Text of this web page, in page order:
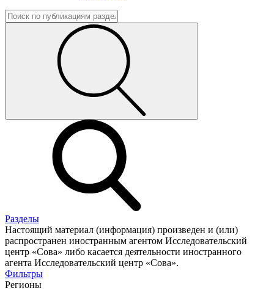
Разделы
Настоящий материал (информация) произведен и (или)
распространен иностранным агентом Исследовательский
центр «Сова» либо касается деятельности иностранного
агента Исследовательский центр «Сова».
Фильтры
Регионы